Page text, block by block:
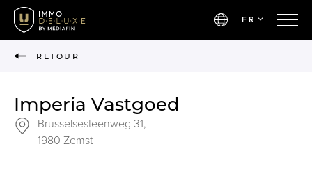
FR
RETOUR
Imperia Vastgoed
Brusselsesteenweg 31,
1980 Zemst